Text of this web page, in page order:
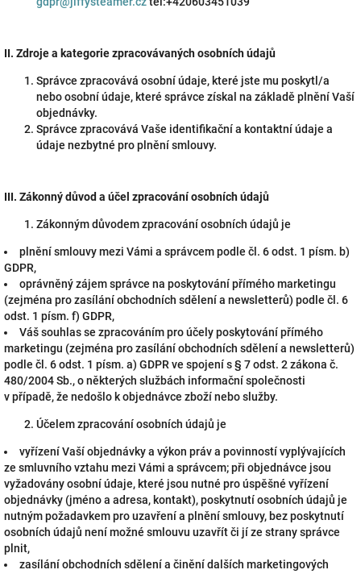
II. Zdroje a kategorie zpracovávaných osobních údajů
Správce zpracovává osobní údaje, které jste mu poskytl/a
nebo osobní údaje, které správce získal na základě plnění Vaší
objednávky.
Správce zpracovává Vaše identifikační a kontaktní údaje a
údaje nezbytné pro plnění smlouvy.
III. Zákonný důvod a účel zpracování osobních údajů
Zákonným důvodem zpracování osobních údajů je
plnění smlouvy mezi Vámi a správcem podle čl. 6 odst. 1 písm. b)
GDPR,
oprávněný zájem správce na poskytování přímého marketingu
(zejména pro zasílání obchodních sdělení a newsletterů) podle čl. 6
odst. 1 písm. f) GDPR,
Váš souhlas se zpracováním pro účely poskytování přímého
marketingu (zejména pro zasílání obchodních sdělení a newsletterů)
podle čl. 6 odst. 1 písm. a) GDPR ve spojení s § 7 odst. 2 zákona č.
480/2004 Sb., o některých službách informační společnosti
v případě, že nedošlo k objednávce zboží nebo služby.
Účelem zpracování osobních údajů je
vyřízení Vaší objednávky a výkon práv a povinností vyplývajících
ze smluvního vztahu mezi Vámi a správcem; při objednávce jsou
vyžadovány osobní údaje, které jsou nutné pro úspěšné vyřízení
objednávky (jméno a adresa, kontakt), poskytnutí osobních údajů je
nutným požadavkem pro uzavření a plnění smlouvy, bez poskytnutí
osobních údajů není možné smlouvu uzavřít či jí ze strany správce
plnit,
zasílání obchodních sdělení a činění dalších marketingových